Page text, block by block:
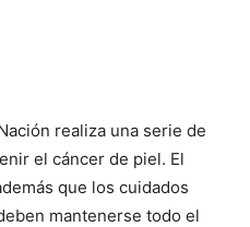
realiza una serie de
el cáncer de piel. El
que los cuidados
mantenerse todo el